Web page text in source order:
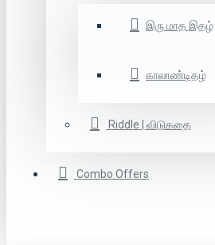
இரு மாத இதழ்
காலாண்டிதழ்
Riddle | விடுகதை
Combo Offers